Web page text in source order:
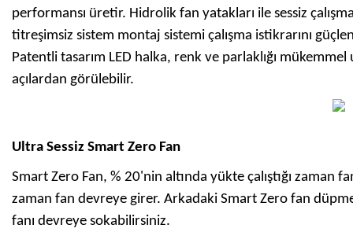
performansı üretir. Hidrolik fan yatakları ile sessiz
titreşimsiz sistem montaj sistemi çalışma istikrarını
Patentli tasarım LED halka, renk ve parlaklığı
açılardan görülebilir.
Ultra Sessiz Smart Zero Fan
Smart Zero Fan, % 20'nin altında yükte çalıştığı zaman
zaman fan devreye girer. Arkadaki Smart Zero fan
fanı devreye sokabilirsiniz.